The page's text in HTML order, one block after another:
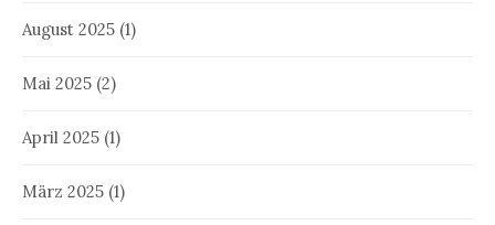
August 2025 (1)
Mai 2025 (2)
April 2025 (1)
März 2025 (1)